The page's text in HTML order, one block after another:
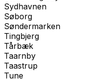
Sydhavnen
Søborg
Søndermarken
Tingbjerg
Tårbæk
Taarnby
Taastrup
Tune